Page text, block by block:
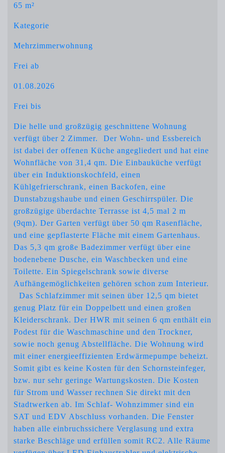
65 m²
Kategorie
Mehrzimmerwohnung
Frei ab
01.08.2026
Frei bis
Die helle und großzügig geschnittene Wohnung
verfügt über 2 Zimmer. Der Wohn- und Essbereich
ist dabei der offenen Küche angegliedert und hat eine
Wohnfläche von 31,4 qm. Die Einbauküche verfügt
über ein Induktionskochfeld, einen
Kühlgefrierschrank, einen Backofen, eine
Dunstabzugshaube und einen Geschirrspüler. Die
großzügige überdachte Terrasse ist 4,5 mal 2 m
(9qm). Der Garten verfügt über 50 qm Rasenfläche,
und eine gepflasterte Fläche mit einem Gartenhaus.
Das 5,3 qm große Badezimmer verfügt über eine
bodenebene Dusche, ein Waschbecken und eine
Toilette. Ein Spiegelschrank sowie diverse
Aufhängemöglichkeiten gehören schon zum Interieur.
Das Schlafzimmer mit seinen über 12,5 qm bietet
genug Platz für ein Doppelbett und einen großen
Kleiderschrank. Der HWR mit seinen 6 qm enthält ein
Podest für die Waschmaschine und den Trockner,
sowie noch genug Abstellfläche. Die Wohnung wird
mit einer energieeffizienten Erdwärmepumpe beheizt.
Somit gibt es keine Kosten für den Schornsteinfeger,
bzw. nur sehr geringe Wartungskosten. Die Kosten
für Strom und Wasser rechnen Sie direkt mit den
Stadtwerken ab. Im Schlaf- Wohnzimmer sind ein
SAT und EDV Abschluss vorhanden. Die Fenster
haben alle einbruchssichere Verglasung und extra
starke Beschläge und erfüllen somit RC2. Alle Räume